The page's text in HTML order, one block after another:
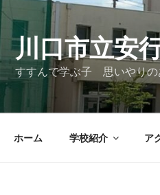
川口市立安
すすんで学ぶ子 思いやり
ホーム 学校紹介 ア